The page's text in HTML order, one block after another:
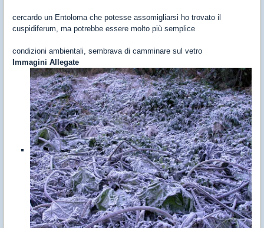
cercardo un Entoloma che potesse assomigliarsi ho trovato il
cuspidiferum, ma potrebbe essere molto più semplice
condizioni ambientali, sembrava di camminare sul vetro
Immagini Allegate